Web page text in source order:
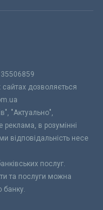
сайтах дозволяється
"Актуально",
в розумінні
відповідальність несе
послуг.
та послуги можна
банку.